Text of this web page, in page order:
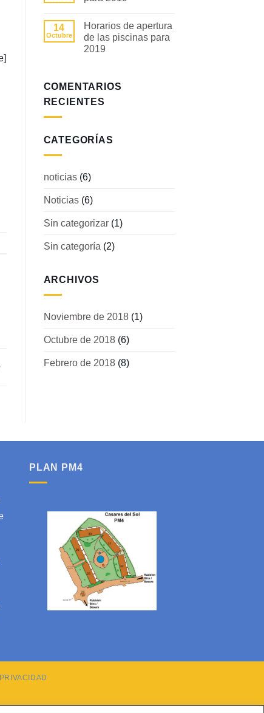
Fecha
Junta
General
de
Accionistas
comentarios
en
Horario
de
14
Octubre
Horarios de apertura
de las piscinas para
2019
en
Horarios
de
para
COMENTARIOS
RECIENTES
CATEGORÍAS
noticias(6)
Noticias(6)
Sin categorizar(1)
Sin categoría (2)
ARCHIVOS
Noviembre de 2018(1)
Octubre de 2018(6)
Febrero de 2018(8)
PLAN PM4